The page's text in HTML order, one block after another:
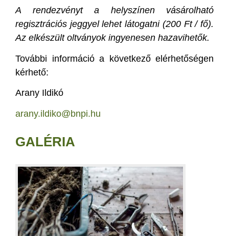
A rendezvényt a helyszínen vásárolható
regisztrációs jeggyel lehet látogatni (200 Ft / fő).
Az elkészült oltványok ingyenesen hazavihetők.
További információ a következő elérhetőségen
kérhető:
Arany Ildikó
arany.ildiko@bnpi.hu
GALÉRIA